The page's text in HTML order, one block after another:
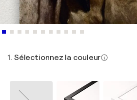
1. Sélectionnez la couleur